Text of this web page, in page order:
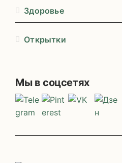
Здоровье
Открытки
Мы в соцсетях